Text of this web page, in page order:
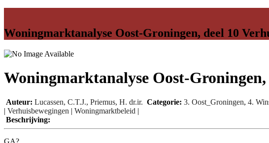
Woningmarktanalyse Oost-Groningen, deel 10
Woningmarktanalyse Oost-Groningen,
Auteur: Lucassen, C.T.J., Priemus, H. dr.ir. Categorie: 3. Oost_Groningen, 4.
| Verhuisbewegingen | Woningmarktbeleid |
Beschrijving:
GA?